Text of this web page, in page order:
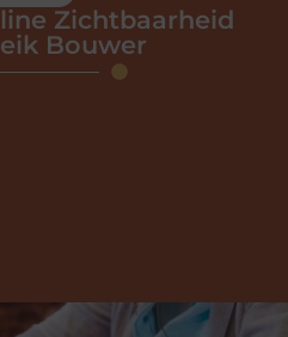
Zichtbaarheid
Bouwer